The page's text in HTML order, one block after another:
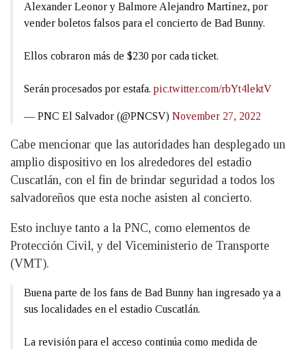
Alexander Leonor y Balmore Alejandro Martínez, por
vender boletos falsos para el concierto de Bad Bunny.
Ellos cobraron más de $230 por cada ticket.
Serán procesados por estafa. pic.twitter.com/rbYt4lektV
— PNC El Salvador (@PNCSV) November 27, 2022
Cabe mencionar que las autoridades han desplegado un
amplio dispositivo en los alrededores del estadio
Cuscatlán, con el fin de brindar seguridad a todos los
salvadoreños que esta noche asisten al concierto.
Esto incluye tanto a la PNC, como elementos de
Protección Civil, y del Viceministerio de Transporte
(VMT).
Buena parte de los fans de Bad Bunny han ingresado ya a
sus localidades en el estadio Cuscatlán.
La revisión para el acceso continúa como medida de